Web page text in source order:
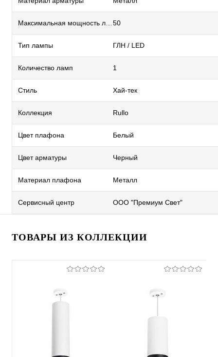
50
Тип лампы ГЛН / LED
Количество ламп 1
Стиль Хай-тек
Коллекция Rullo
Цвет плафона Белый
Цвет арматуры Черный
Материал плафона Металл
Сервисный центр ООО "Премиум Свет"
ТОВАРЫ ИЗ КОЛЛЕКЦИИ